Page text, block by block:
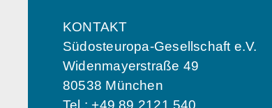
KONTAKT
Südosteuropa-Gesellschaft e.V.
Widenmayerstraße 49
80538 München
Tel.: +49 89 2121 540